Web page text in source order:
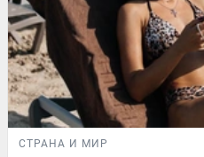
СТРАНА И МИР